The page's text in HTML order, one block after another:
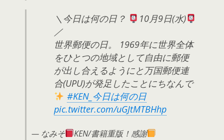
＼今日は何の日？
10月9日(水)
／
世界郵便の日。 1969年に世界全体
をひとつの地域として自由に郵便
が出し合えるようにと万国郵便連
合(UPU)が発足したことにちなんで
#KEN_今日は何の日
pic.twitter.com/uGJtMTBHhp
— なみそ
KEN/書籍重版！感謝